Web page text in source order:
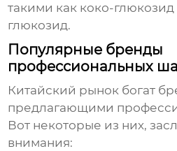
такими как коко-
глюкозид.
Популярные бренды
профессиональных
Китайский рынок богат
предлагающими
Вот некоторые из них,
внимания: